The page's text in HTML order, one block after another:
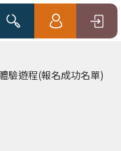
驗遊程(報名成功名單)